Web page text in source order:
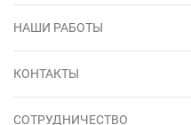
НАШИ РАБОТЫ
КОНТАКТЫ
СОТРУДНИЧЕСТВО